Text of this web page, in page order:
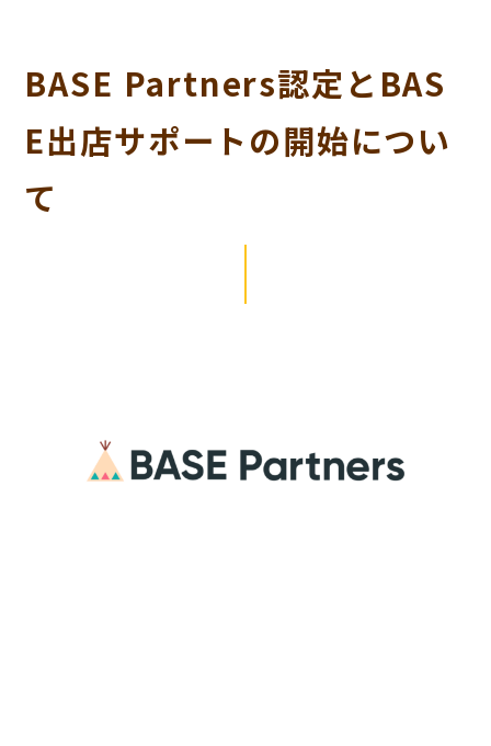
BASE Partners認定とBAS
E出店サポートの開始につい
て